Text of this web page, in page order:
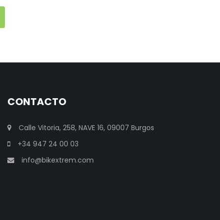
CONTACTO
Calle Vitoria, 258, NAVE 16, 09007 Burgos
+34 947 24 00 03
info@bikextrem.com